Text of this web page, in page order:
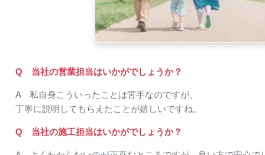
Q 当社の営業担当はいかがでしょうか？
A 私自身こういったことは苦手なのですが、
丁寧に説明してもらえたことが嬉しいですね。
Q 当社の施工担当はいかがでしょうか？